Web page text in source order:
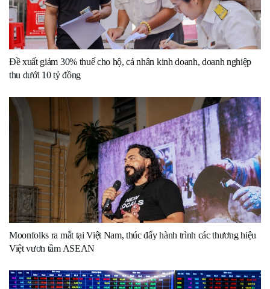
Đề xuất giảm 30% thuế cho hộ, cá nhân kinh doanh, doanh nghiệp
thu dưới 10 tỷ đồng
Moonfolks ra mắt tại Việt Nam, thúc đẩy hành trình các thương hiệu
Việt vươn tầm ASEAN